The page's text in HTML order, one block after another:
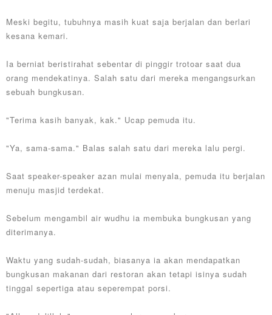
Meski begitu, tubuhnya masih kuat saja berjalan dan berlari
kesana kemari.
Ia berniat beristirahat sebentar di pinggir trotoar saat dua
orang mendekatinya. Salah satu dari mereka mengangsurkan
sebuah bungkusan.
"Terima kasih banyak, kak." Ucap pemuda itu.
"Ya, sama-sama." Balas salah satu dari mereka lalu pergi.
Saat speaker-speaker azan mulai menyala, pemuda itu berjalan
menuju masjid terdekat.
Sebelum mengambil air wudhu ia membuka bungkusan yang
diterimanya.
Waktu yang sudah-sudah, biasanya ia akan mendapatkan
bungkusan makanan dari restoran akan tetapi isinya sudah
tinggal sepertiga atau seperempat porsi.